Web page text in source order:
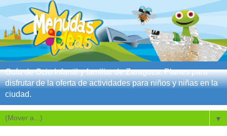
Guía de Ocio Infantil y familiar de Zaragoza. Planes para
disfrutar de la oferta de actividades para niños y niñas en la
ciudad.
▼